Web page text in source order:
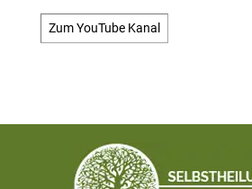
Zum YouTube Kanal